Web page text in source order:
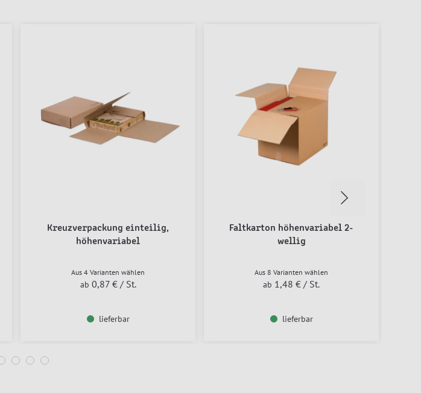
Kreuzverpackung einteilig,
höhenvariabel
Aus 4 Varianten wählen
ab 0,87 € / St.
lieferbar
Faltkarton höhenvariabel 2-
wellig
Aus 8 Varianten wählen
ab 1,48 € / St.
lieferbar